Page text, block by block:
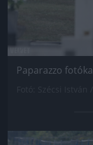
Paparazzo